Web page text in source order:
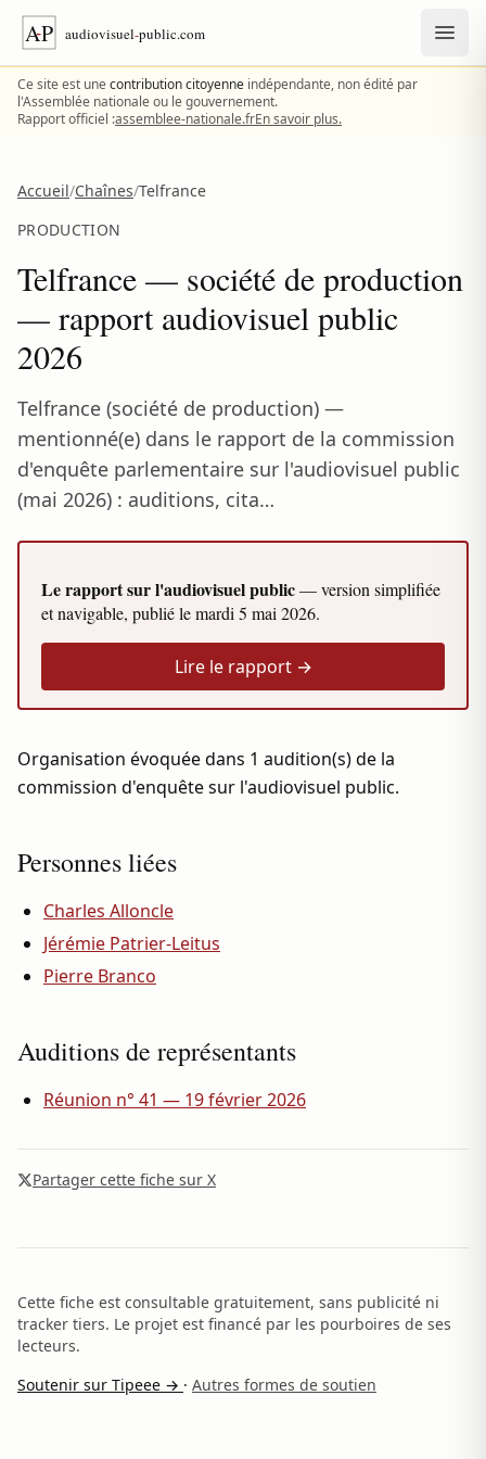
Aller au contenu
Ce site est unecontribution citoyenne indépendante, non édité par
l'Assemblée nationale ou le gouvernement.
Rapport officiel :assemblee-nationale.frEn savoir plus.
Accueil/Chaînes/Telfrance
PRODUCTION
Telfrance — société de production
— rapport audiovisuel public
2026
Telfrance (société de production) —
mentionné(e) dans le rapport de la commission
d'enquête parlementaire sur l'audiovisuel public
(mai 2026) : auditions, cita…
Le rapport sur l'audiovisuel public— version simplifiée
et navigable, publié lemardi 5 mai 2026.
Lire le rapport →
Organisation évoquée dans 1 audition(s) de la
commission d'enquête sur l'audiovisuel public.
Personnes liées
Charles Alloncle
Jérémie Patrier-Leitus
Pierre Branco
Auditions de représentants
Réunion n° 41 — 19 février 2026
Partager cette fiche sur X
Cette fiche est consultable gratuitement, sans publicité ni
tracker tiers. Le projet est financé par les pourboires de ses
lecteurs.
Soutenir sur Tipeee → · Autres formes de soutien